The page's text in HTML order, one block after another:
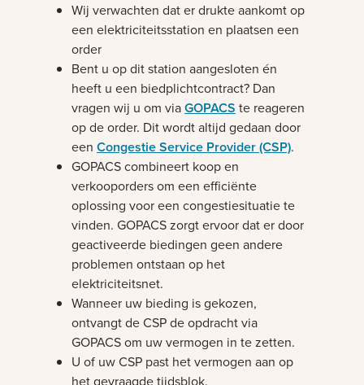
Wij verwachten dat er drukte aankomt op
een elektriciteitsstation en plaatsen een
order
Bent u op dit station aangesloten én
heeft u een biedplichtcontract? Dan
vragen wij u om viaGOPACS te reageren
op de order. Dit wordt altijd gedaan door
een Congestie Service Provider (CSP).
GOPACS combineert koop en
verkooporders om een efficiënte
oplossing voor een congestiesituatie te
vinden. GOPACS zorgt ervoor dat er door
geactiveerde biedingen geen andere
problemen ontstaan op het
elektriciteitsnet.
Wanneer uw bieding is gekozen,
ontvangt de CSP de opdracht via
GOPACS om uw vermogen in te zetten.
U of uw CSP past het vermogen aan op